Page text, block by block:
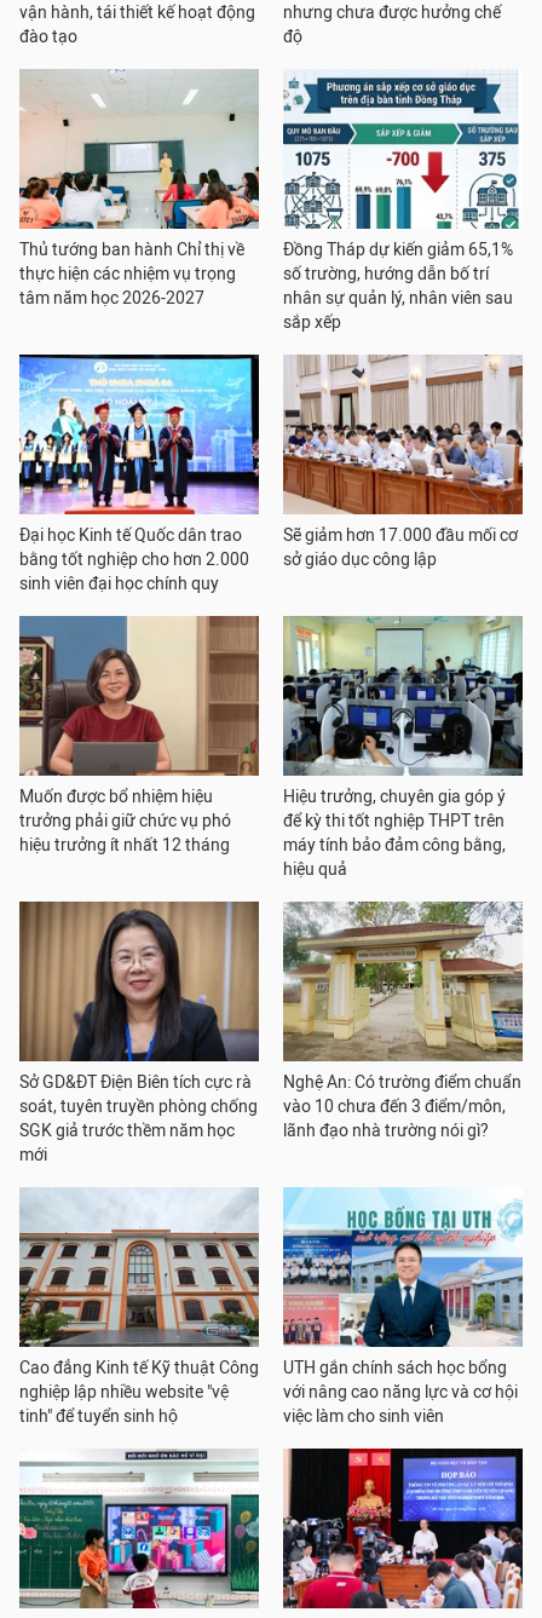
vận hành, tái thiết kế hoạt động
đào tạo
nhưng chưa được hưởng chế
độ
Thủ tướng ban hành Chỉ thị về
thực hiện các nhiệm vụ trọng
tâm năm học 2026-2027
Đồng Tháp dự kiến giảm 65,1%
số trường, hướng dẫn bố trí
nhân sự quản lý, nhân viên sau
sắp xếp
Đại học Kinh tế Quốc dân trao
bằng tốt nghiệp cho hơn 2.000
sinh viên đại học chính quy
Sẽ giảm hơn 17.000 đầu mối cơ
sở giáo dục công lập
Muốn được bổ nhiệm hiệu
trưởng phải giữ chức vụ phó
hiệu trưởng ít nhất 12 tháng
Hiệu trưởng, chuyên gia góp ý
để kỳ thi tốt nghiệp THPT trên
máy tính bảo đảm công bằng,
hiệu quả
Sở GD&ĐT Điện Biên tích cực rà
soát, tuyên truyền phòng chống
SGK giả trước thềm năm học
mới
Nghệ An: Có trường điểm chuẩn
vào 10 chưa đến 3 điểm/môn,
lãnh đạo nhà trường nói gì?
Cao đẳng Kinh tế Kỹ thuật Công
nghiệp lập nhiều website "vệ
tinh" để tuyển sinh hộ
UTH gắn chính sách học bổng
với nâng cao năng lực và cơ hội
việc làm cho sinh viên